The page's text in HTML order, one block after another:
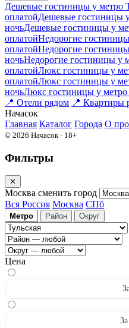
Дешевые гостиницы у метро
оплатойДешевые гостиницы у
ночьДешевые гостиницы у
оплатойНедорогие
оплатойНедорогие гостиницы
ночьНедорогие гостиницы у
оплатойЛюкс гостиницы у
оплатойЛюкс гостиницы у
ночьЛюкс гостиницы у метро
📍 Отели рядом 📍 Квартиры
Начасок
Главная Каталог Города О
© 2026 Начасок · 18+
Фильтры
✕
Москва сменить город
Вся Россия Москва СПб
Метро Район Округ
Цена